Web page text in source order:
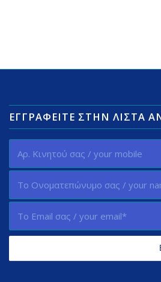
ΕΓΓΡΑΦΕΊΤΕ ΣΤΗΝ ΛΊΣΤΑ